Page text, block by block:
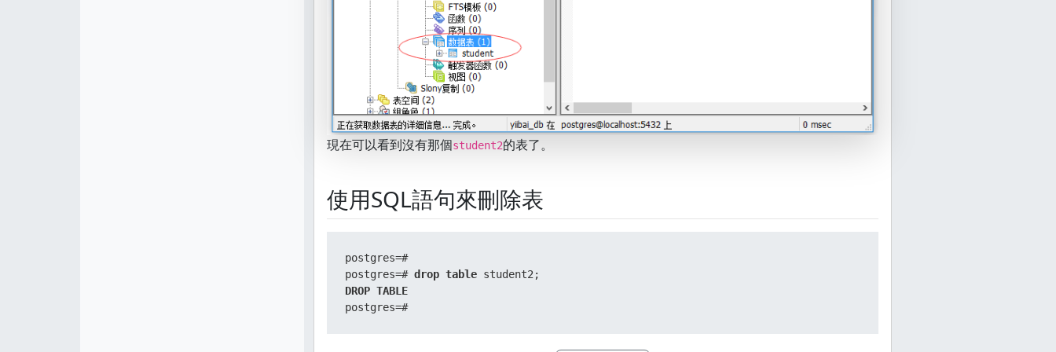
現在可以看到沒有那個student2的表了。
使用SQL語句來刪除表
postgres=#
postgres=# drop table
DROP TABLE
postgres=#